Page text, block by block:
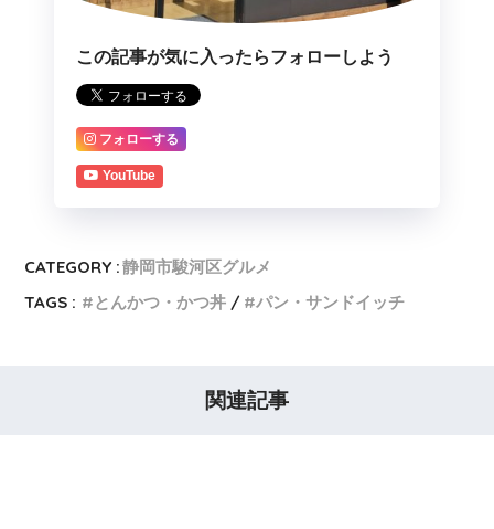
この記事が気に入ったらフォローしよう
フォローする
YouTube
CATEGORY :静岡市駿河区グルメ
TAGS :
とんかつ・かつ丼 パン・サンドイッチ
関連記事